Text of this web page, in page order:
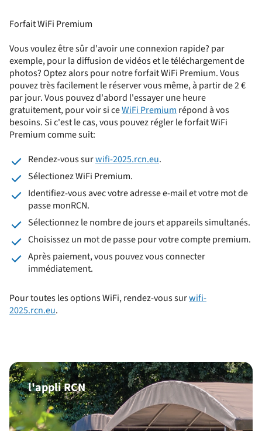
Forfait WiFi Premium
Vous voulez être sûr d'avoir une connexion rapide? par
exemple, pour la diffusion de vidéos et le téléchargement de
photos? Optez alors pour notre forfait WiFi Premium. Vous
pouvez très facilement le réserver vous même, à partir de 2 €
par jour. Vous pouvez d'abord l'essayer une heure
gratuitement, pour voir si ceWiFi Premium répond à vos
besoins. Si c'est le cas, vous pouvez régler le forfait WiFi
Premium comme suit:
Rendez-vous surwifi-2025.rcn.eu.
Sélectionez WiFi Premium.
Identifiez-vous avec votre adresse e-mail et votre mot de
passe monRCN.
Sélectionnez le nombre de jours et appareils simultanés.
Choisissez un mot de passe pour votre compte premium.
Après paiement, vous pouvez vous connecter
immédiatement.
Pour toutes les options WiFi, rendez-vous surwifi-
2025.rcn.eu.
l'appli RCN